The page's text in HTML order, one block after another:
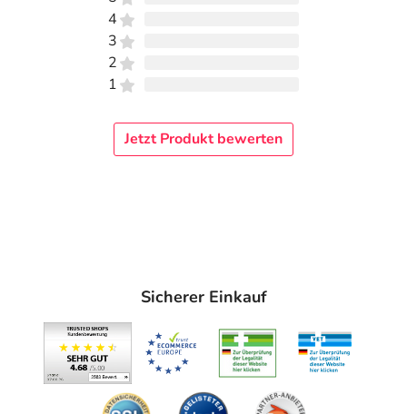
4
3
2
1
Jetzt Produkt bewerten
Sicherer Einkauf